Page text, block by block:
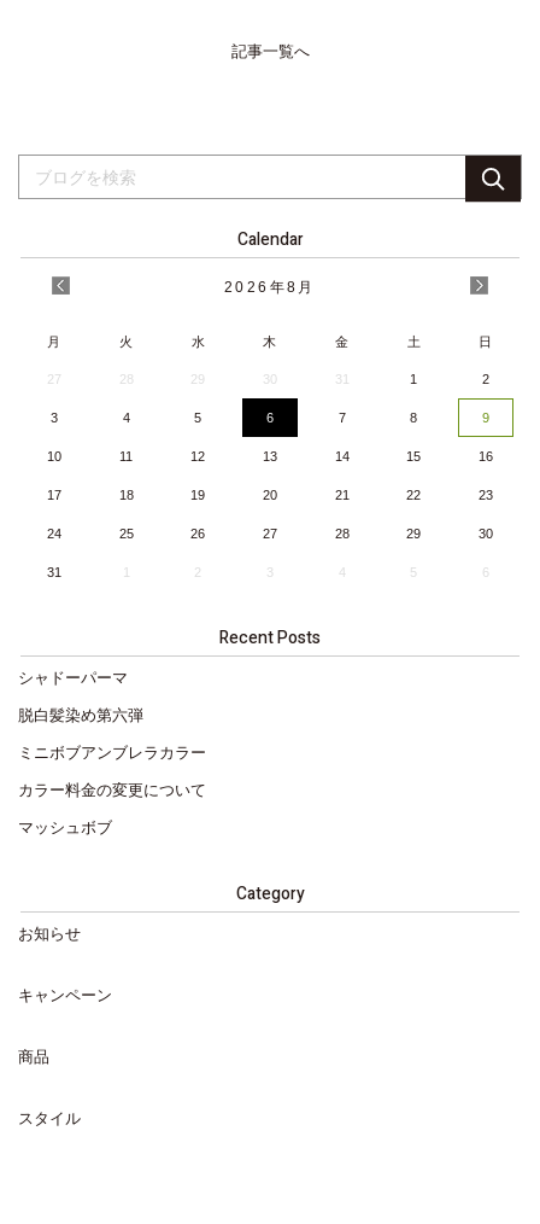
記事一覧へ
Calendar
2026 年8月
月 火 水 木 金 土 日
27 28 29 30 31 1 2
3 4 5 6 7 8 9
10 11 12 13 14 15 16
17 18 19 20 21 22 23
24 25 26 27 28 29 30
31 1 2 3 4 5 6
Recent Posts
シャドーパーマ
脱白髪染め第六弾
ミニボブアンブレラカラー
カラー料金の変更について
マッシュボブ
Category
お知らせ
キャンペーン
商品
スタイル